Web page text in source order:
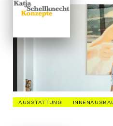
AUSSTATTUNG